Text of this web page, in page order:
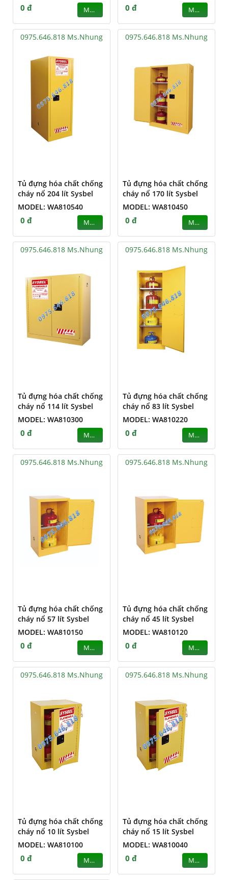
0 đ MUA 0 đ MUA
0975.646.818 Ms.Nhung
Tủ đựng hóa chất chống
cháy nổ 204 lít Sysbel
MODEL: WA810540
0 đ MUA
0975.646.818 Ms.Nhung
Tủ đựng hóa chất chống
cháy nổ 170 lít Sysbel
MODEL: WA810450
0 đ MUA
0975.646.818 Ms.Nhung
Tủ đựng hóa chất chống
cháy nổ 114 lít Sysbel
MODEL: WA810300
0 đ MUA
0975.646.818 Ms.Nhung
Tủ đựng hóa chất chống
cháy nổ 83 lít Sysbel
MODEL: WA810220
0 đ MUA
0975.646.818 Ms.Nhung
Tủ đựng hóa chất chống
cháy nổ 57 lít Sysbel
MODEL: WA810150
0 đ MUA
0975.646.818 Ms.Nhung
Tủ đựng hóa chất chống
cháy nổ 45 lít Sysbel
MODEL: WA810120
0 đ MUA
0975.646.818 Ms.Nhung
Tủ đựng hóa chất chống
cháy nổ 10 lít Sysbel
MODEL: WA810100
0 đ MUA
0975.646.818 Ms.Nhung
Tủ đựng hóa chất chống
cháy nổ 15 lít Sysbel
MODEL: WA810040
0 đ MUA